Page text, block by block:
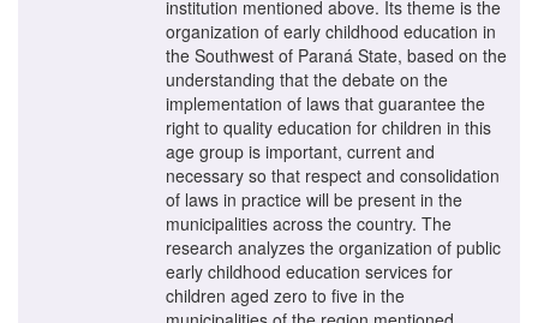
institution mentioned above. Its theme is the
organization of early childhood education in
the Southwest of Paraná State, based on the
understanding that the debate on the
implementation of laws that guarantee the
right to quality education for children in this
age group is important, current and
necessary so that respect and consolidation
of laws in practice will be present in the
municipalities across the country. The
research analyzes the organization of public
early childhood education services for
children aged zero to five in the